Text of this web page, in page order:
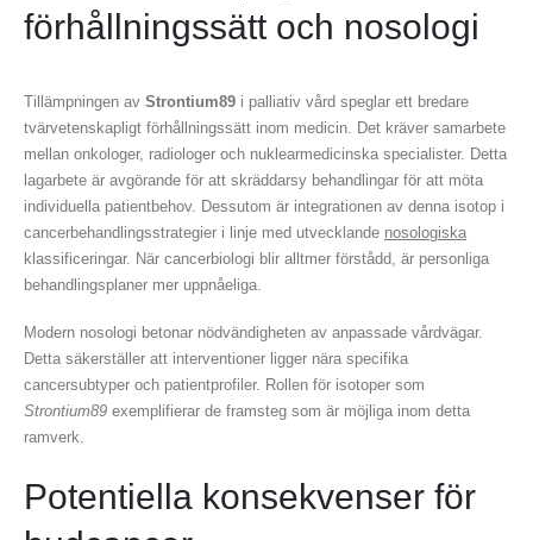
förhållningssätt och nosologi
Tillämpningen av Strontium89 i palliativ vård speglar ett bredare
tvärvetenskapligt förhållningssätt inom medicin. Det kräver samarbete
mellan onkologer, radiologer och nuklearmedicinska specialister. Detta
lagarbete är avgörande för att skräddarsy behandlingar för att möta
individuella patientbehov. Dessutom är integrationen av denna isotop i
cancerbehandlingsstrategier i linje med utvecklande nosologiska
klassificeringar. När cancerbiologi blir alltmer förstådd, är personliga
behandlingsplaner mer uppnåeliga.
Modern nosologi betonar nödvändigheten av anpassade vårdvägar.
Detta säkerställer att interventioner ligger nära specifika
cancersubtyper och patientprofiler. Rollen för isotoper som
Strontium89 exemplifierar de framsteg som är möjliga inom detta
ramverk.
Potentiella konsekvenser för